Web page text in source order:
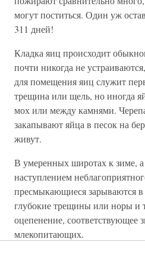
могут поститься. Один уж
311 дней!
Кладка яиц происходит
почти никогда не
для помещения яиц служит
трещина или щель, но иногда
мох или между камнями.
закапывают яйца в песок на
живут.
В умеренных широтах к зиме,
наступлением
пресмыкающиеся зарываются
глубокие трещины или норы и
оцепенение, соответствующее
млекопитающих.
Побудительной причиной и у